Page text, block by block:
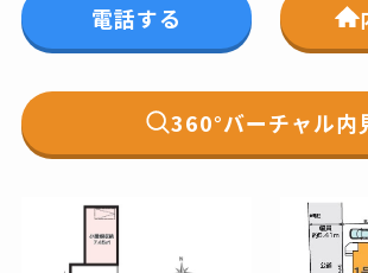
電話する
360°バーチャル内